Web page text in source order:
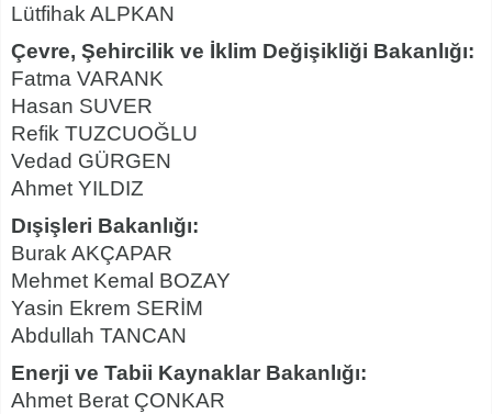
Lütfihak ALPKAN
Çevre, Şehircilik ve İklim Değişikliği Bakanlığı:
Fatma VARANK
Hasan SUVER
Refik TUZCUOĞLU
Vedad GÜRGEN
Ahmet YILDIZ
Dışişleri Bakanlığı:
Burak AKÇAPAR
Mehmet Kemal BOZAY
Yasin Ekrem SERİM
Abdullah TANCAN
Enerji ve Tabii Kaynaklar Bakanlığı:
Ahmet Berat ÇONKAR